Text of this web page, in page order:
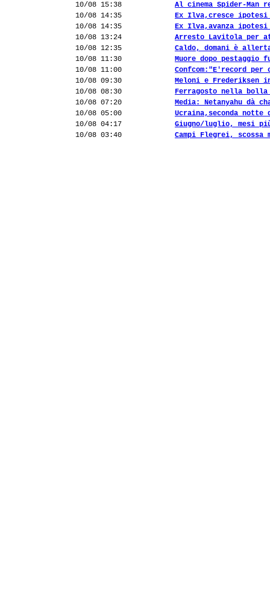
10/08 15:38
Al cinema Spider-Man
10/08 14:35
Ex Ilva,cresce
10/08 14:35
Ex Ilva,avanza
10/08 13:24
Arresto Lavitola per
10/08 12:35
Caldo, domani è
10/08 11:30
Muore dopo pestaggio
10/08 11:00
Confcom:"E'record per
10/08 09:30
Meloni e Frederiksen
10/08 08:30
Ferragosto nella
10/08 07:20
Media: Netanyahu dà
10/08 05:00
Ucraina,seconda
10/08 04:17
Giugno/luglio, mesi
10/08 03:40
Campi Flegrei, scossa